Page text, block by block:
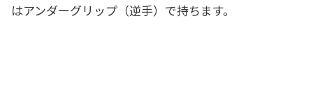
はアンダーグリップ（逆手）で持ちます。